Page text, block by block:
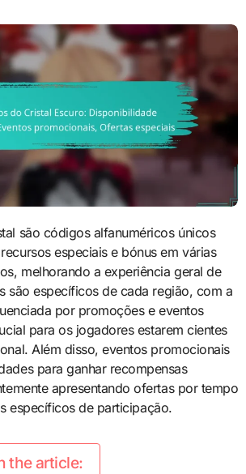
especiais e bónus em várias
melhorando a experiência geral de
são específicos de cada região, com a
por promoções e eventos
para os jogadores estarem cientes
Além disso, eventos promocionais
para ganhar recompensas
apresentando ofertas por tempo
específicos de participação.
the article: